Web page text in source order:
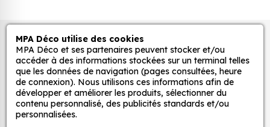
adaptez la décoration d’une pièce, d’une voiture,
d’un meuble, d’une porte et de toute autre surface,
et ce, à moindre coût et sans effort.
Quels sont les avantages de nos stickers
décoration ?
Une grande variété de motifs et de couleurs :
Autocollants pour véhicules et stickers
décoratifs
MPA Déco
MPA Déco utilise des cookies
MPA Déco et ses partenaires peuvent stocker et/ou
accéder à des informations stockées sur un terminal telles
que les données de navigation (pages consultées, heure
de connexion). Nous utilisons ces informations afin de
développer et améliorer les produits, sélectionner du
contenu personnalisé, des publicités standards et/ou
personnalisées.